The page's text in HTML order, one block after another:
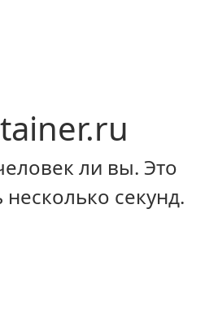
ли вы. Это
секунд.